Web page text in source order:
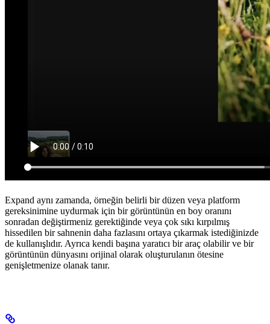
Expand aynı zamanda, örneğin belirli bir düzen veya platform
gereksinimine uydurmak için bir görüntünün en boy oranını
sonradan değiştirmeniz gerektiğinde veya çok sıkı kırpılmış
hissedilen bir sahnenin daha fazlasını ortaya çıkarmak istediğinizde
de kullanışlıdır. Ayrıca kendi başına yaratıcı bir araç olabilir ve bir
görüntünün dünyasını orijinal olarak oluşturulanın ötesine
genişletmenize olanak tanır.